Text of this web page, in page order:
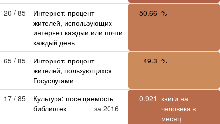
20 / 85
Интернет: процент
жителей, использующих
интернет каждый или почти
каждый день
50.66 %
65 / 85
Интернет: процент
жителей, пользующихся
Госуслугами
49.3 %
17 / 85
Культура: посещаемость
библиотек
за 2016
0.921 книги на
человека в
месяц